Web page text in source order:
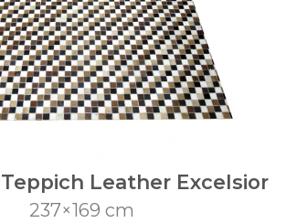
Leather Excelsior
237×169 cm